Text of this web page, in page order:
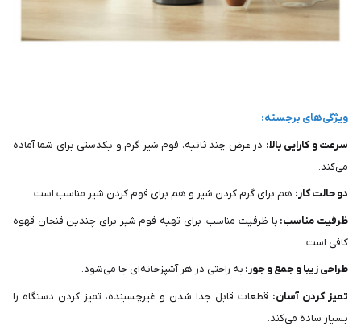
ویژگی‌های برجسته:
سرعت و کارایی بالا: در عرض چند ثانیه، فوم شیر گرم و یکدستی برای شما آماده
می‌کند.
دو حالت کار: هم برای گرم کردن شیر و هم برای فوم کردن شیر مناسب است.
ظرفیت مناسب: با ظرفیت مناسب، برای تهیه فوم شیر برای چندین فنجان قهوه
کافی است.
طراحی زیبا و جمع و جور: به راحتی در هر آشپزخانه‌ای جا می‌شود.
تمیز کردن آسان: قطعات قابل جدا شدن و غیرچسبنده، تمیز کردن دستگاه را
بسیار ساده می‌کند.